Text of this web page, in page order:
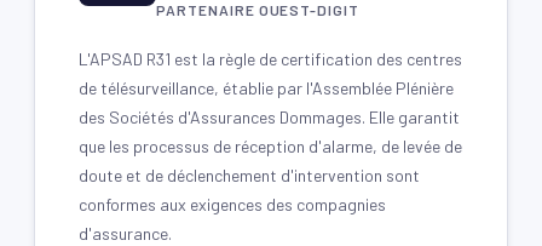
PARTENAIRE OUEST-DIGIT
L'APSAD R31 est la règle de certification des centres
de télésurveillance, établie par l'Assemblée Plénière
des Sociétés d'Assurances Dommages. Elle garantit
que les processus de réception d'alarme, de levée de
doute et de déclenchement d'intervention sont
conformes aux exigences des compagnies
d'assurance.